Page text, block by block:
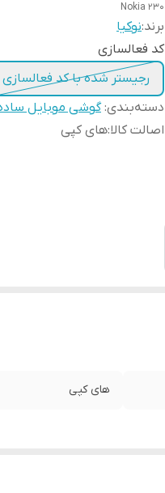
Nokia 230
برند:نوکیا
کد فعالسازی
رجیستر شده با کد فعالسازی
دسته‌بندی:گوشی موبایل
اصالت کالا:های کپی
های کپی